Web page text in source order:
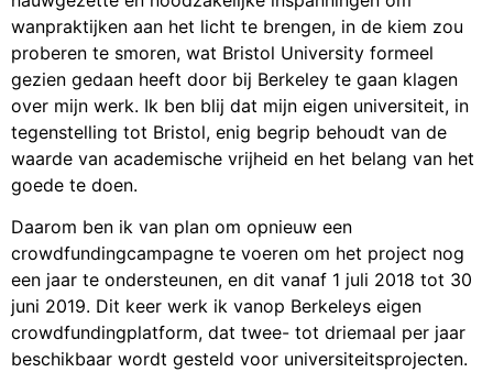
wanpraktijken aan het licht te brengen, in de kiem zou
proberen te smoren, wat Bristol University formeel
gezien gedaan heeft door bij Berkeley te gaan klagen
over mijn werk. Ik ben blij dat mijn eigen universiteit, in
tegenstelling tot Bristol, enig begrip behoudt van de
waarde van academische vrijheid en het belang van het
goede te doen.
Daarom ben ik van plan om opnieuw een
crowdfundingcampagne te voeren om het project nog
een jaar te ondersteunen, en dit vanaf 1 juli 2018 tot 30
juni 2019. Dit keer werk ik vanop Berkeleys eigen
crowdfundingplatform, dat twee- tot driemaal per jaar
beschikbaar wordt gesteld voor universiteitsprojecten.